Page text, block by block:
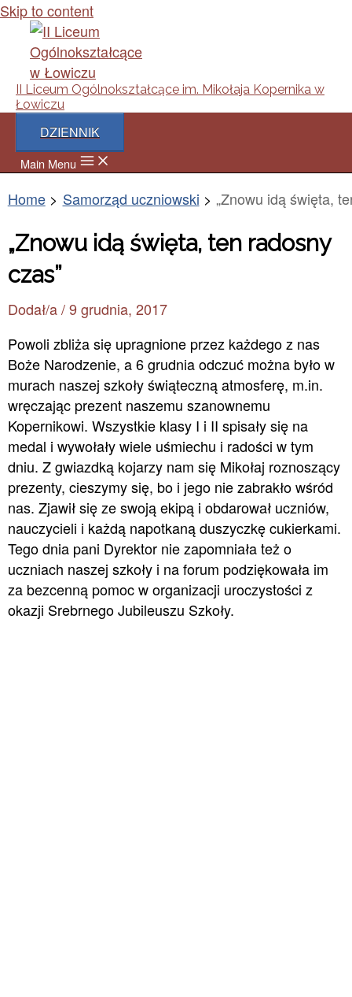
Skip to content
II Liceum Ogólnokształcące im. Mikołaja Kopernika w
Łowiczu
DZIENNIK
Main Menu
Home Samorząd uczniowski „Znowu idą święta,
„Znowu idą święta, ten radosny
czas”
Dodał/a /9 grudnia, 2017
Powoli zbliża się upragnione przez każdego z nas
Boże Narodzenie, a 6 grudnia odczuć można było w
murach naszej szkoły świąteczną atmosferę, m.in.
wręczając prezent naszemu szanownemu
Kopernikowi. Wszystkie klasy I i II spisały się na
medal i wywołały wiele uśmiechu i radości w tym
dniu. Z gwiazdką kojarzy nam się Mikołaj roznoszący
prezenty, cieszymy się, bo i jego nie zabrakło wśród
nas. Zjawił się ze swoją ekipą i obdarował uczniów,
nauczycieli i każdą napotkaną duszyczkę cukierkami.
Tego dnia pani Dyrektor nie zapomniała też o
uczniach naszej szkoły i na forum podziękowała im
za bezcenną pomoc w organizacji uroczystości z
okazji Srebrnego Jubileuszu Szkoły.